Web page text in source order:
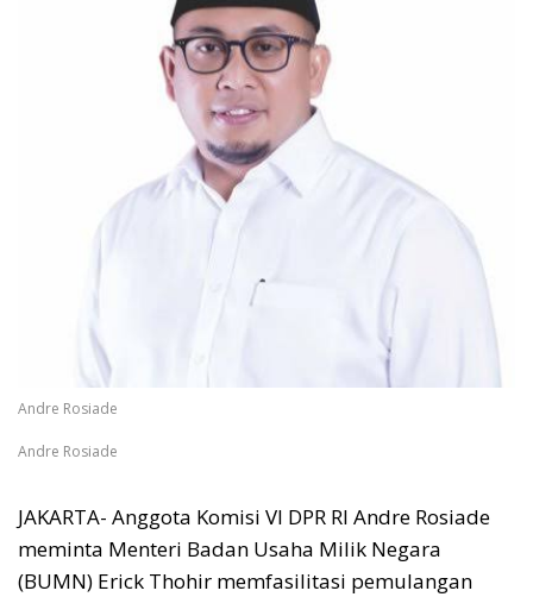
Andre Rosiade
Andre Rosiade
JAKARTA- Anggota Komisi VI DPR RI Andre Rosiade
meminta Menteri Badan Usaha Milik Negara
(BUMN) Erick Thohir memfasilitasi pemulangan